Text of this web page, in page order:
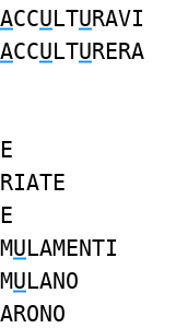
ACCULTURAVI
ACCULTURERA
RIATE
MULAMENTI
MULANO